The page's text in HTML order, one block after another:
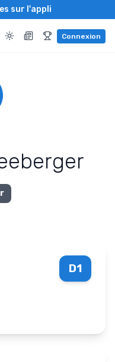
sur l'appli
Connexion
D1